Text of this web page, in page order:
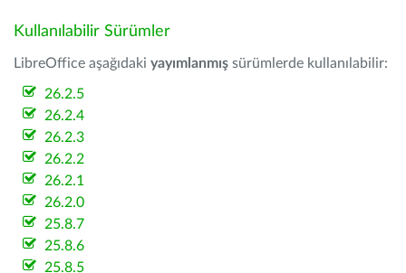
Kullanılabilir Sürümler
LibreOffice aşağıdaki yayımlanmış sürümlerde kullanılabilir:
26.2.5
26.2.4
26.2.3
26.2.2
26.2.1
26.2.0
25.8.7
25.8.6
25.8.5